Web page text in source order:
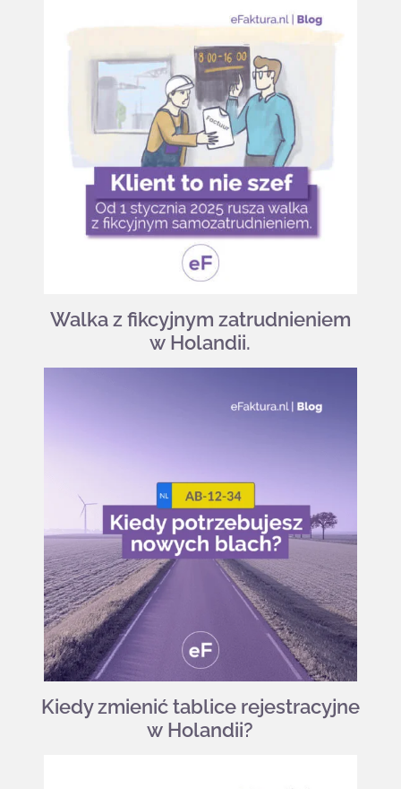
Walka z fikcyjnym zatrudnieniem
w Holandii.
Kiedy zmienić tablice rejestracyjne
w Holandii?